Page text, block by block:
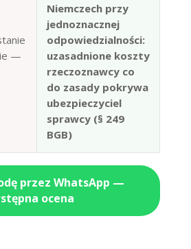
—
Niemczech przy
jednoznacznej
odpowiedzialności:
uzasadnione koszty
rzeczoznawcy co
do zasady pokrywa
ubezpieczyciel
sprawcy (§ 249
BGB)
przez WhatsApp —
ocena